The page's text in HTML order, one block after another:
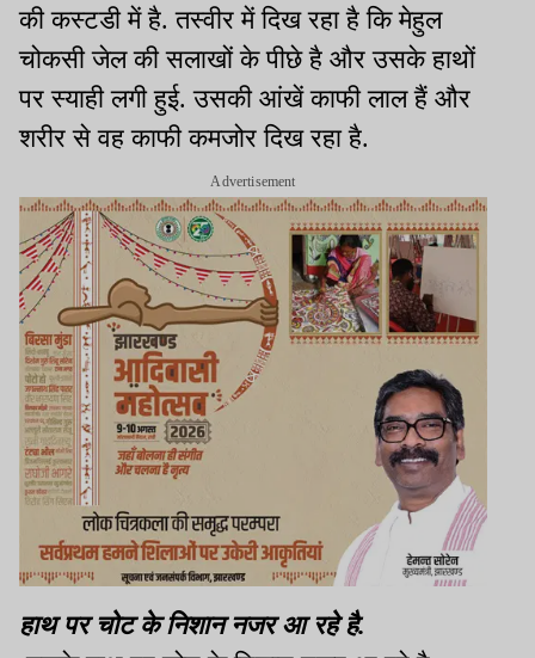
की कस्टडी में है. तस्वीर में दिख रहा है कि मेहुल
चोकसी जेल की सलाखों के पीछे है और उसके हाथों
पर स्याही लगी हुई. उसकी आंखें काफी लाल हैं और
शरीर से वह काफी कमजोर दिख रहा है.
Advertisement
हाथ पर चोट के निशान नजर आ रहे है.